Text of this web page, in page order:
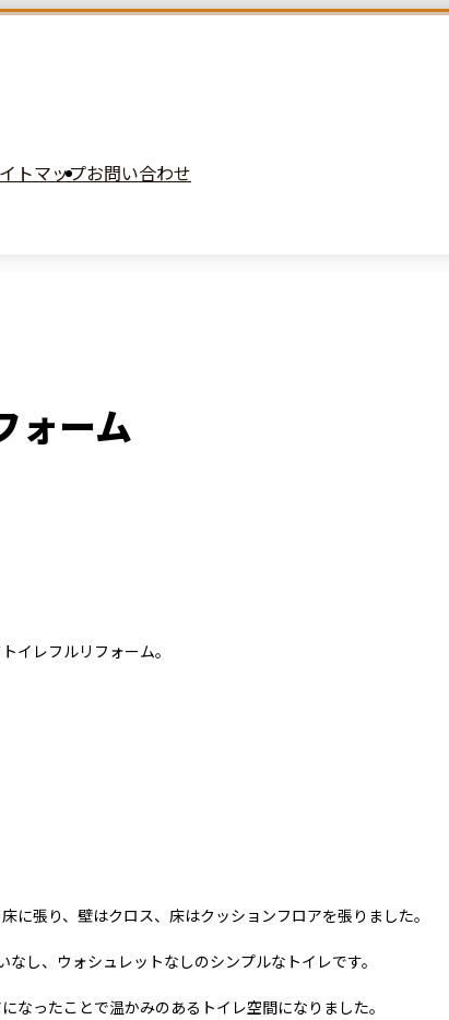
トマップお問い合わせ
ォーム
イレフルリフォーム。
に張り、壁はクロス、床はクッションフロアを張りました。
し、ウォシュレットなしのシンプルなトイレです。
なったことで温かみのあるトイレ空間になりました。